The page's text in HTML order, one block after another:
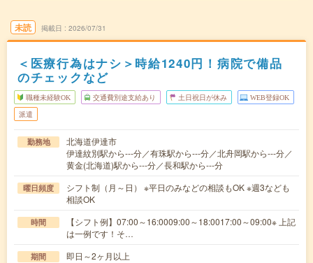
未読 掲載日 2026/07/31
＜医療行為はナシ＞時給1240円！病院で備品
のチェックなど
職種未経験OK 交通費別途支給あり 土日祝日が休み WEB登録OK
派遣
勤務地
北海道伊達市
伊達紋別駅から---分／有珠駅から---分／北舟岡駅から---分／
黄金(北海道)駅から---分／長和駅から---分
曜日頻度
シフト制（月～日） ※平日のみなどの相談もOK ※週3なども
相談OK
時間
【シフト例】07:00～16:0009:00～18:0017:00～09:00※ 上記
は一例です！そ…
期間 即日～2ヶ月以上